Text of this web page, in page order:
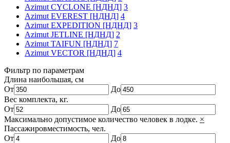
Azimut CYCLONE [НДНД] 3
Azimut EVEREST [НДНД] 4
Azimut EXPEDITION [НДНД] 3
Azimut JETLINE [НДНД] 2
Azimut TAIFUN [НДНД] 7
Azimut VECTOR [НДНД] 4
Фильтр по параметрам
Длина наибольшая, см
От
До
Вес комплекта, кг.
От
До
Максимально допустимое количество человек в лодке. ×
Пассажировместимость, чел.
От
До